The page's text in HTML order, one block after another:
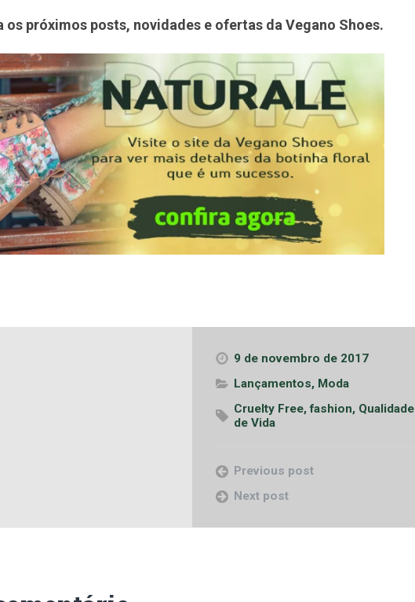
os próximos posts, novidades e ofertas da Vegano Shoes.
9 de novembro de 2017
Lançamentos, Moda
Cruelty Free,fashion, Qualidade
de Vida
Previous post
Next post